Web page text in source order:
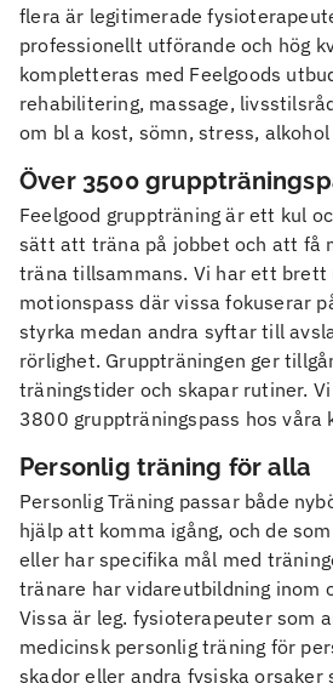
flera är legitimerade
professionellt utförande och hög
kompletteras med Feelgoods
rehabilitering, massage,
om bl a kost, sömn, stress,
Över 3500
Feelgood gruppträning är ett kul
sätt att träna på jobbet och att få
träna tillsammans. Vi har ett brett
motionspass där vissa fokuserar
styrka medan andra syftar till
rörlighet. Gruppträningen ger
träningstider och skapar rutiner.
3800 gruppträningspass hos våra
Personlig träning för alla
Personlig Träning passar både
hjälp att komma igång, och de
eller har specifika mål med
tränare har vidareutbildning inom
Vissa är leg. fysioterapeuter som
medicinsk personlig träning för
skador eller andra fysiska orsaker